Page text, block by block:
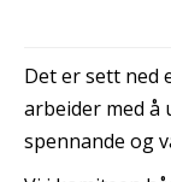
Det er sett ned
arbeider med å
spennande og